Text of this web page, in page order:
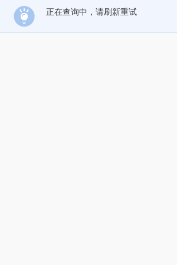
正在查询中，请刷新重试